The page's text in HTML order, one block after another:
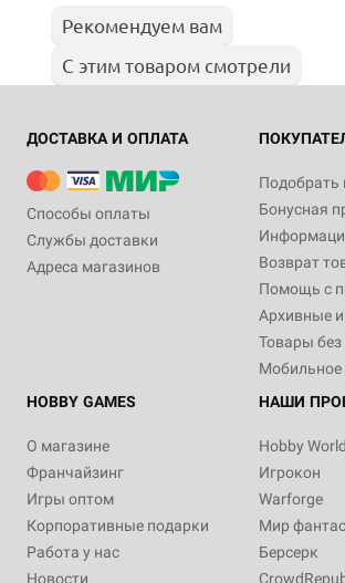
Рекомендуем вам
С этим товаром смотрели
ДОСТАВКА И ОПЛАТА
Способы оплаты
Службы доставки
Адреса магазинов
Подобрать
Бонусная
Возврат
Помощь с
Архивные
Товары без
Мобильное
HOBBY GAMES
О магазине
Франчайзинг
Игры оптом
Корпоративные подарки
Работа у нас
Новости
НАШИ
Hobby World
Игрокон
Warforge
Мир
Берсерк